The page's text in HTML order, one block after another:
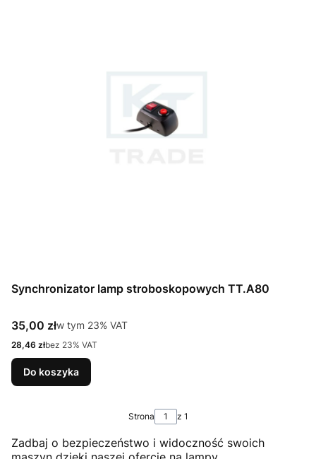
Synchronizator lamp stroboskopowych TT.A80
Cena brutto
35,00 złw tym %s VAT
w tym 23% VAT
Cena netto
28,46 złbez 23% VAT
Do koszyka
Strona z 1
Zadbaj o bezpieczeństwo i widoczność swoich